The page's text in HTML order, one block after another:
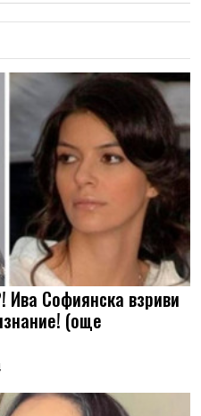
Софиянска взриви
(още